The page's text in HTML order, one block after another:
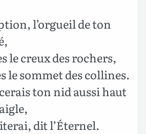
l’orgueil de ton
le creux des rochers,
le sommet des collines.
ton nid aussi haut
dit l’Éternel.